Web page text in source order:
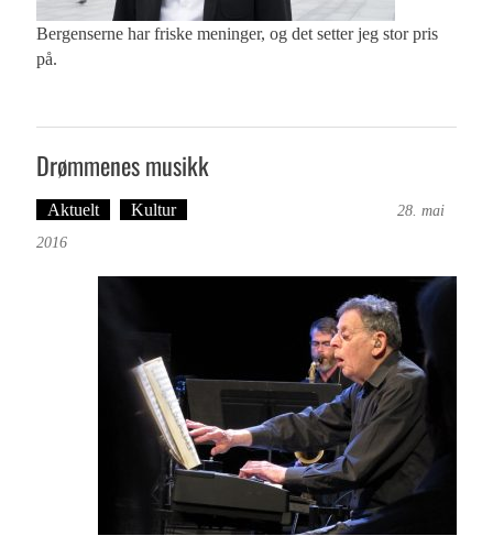
Bergenserne har friske meninger, og det setter jeg stor pris
på.
Drømmenes musikk
Aktuelt Kultur
28. mai
2016